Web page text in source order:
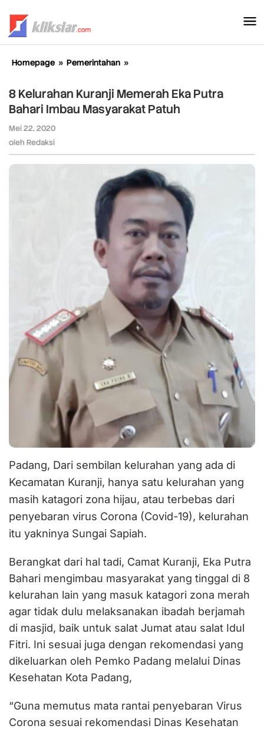
konten
Homepage » Pemerintahan »
Memerah
Eka
Masyarakat
Patuh
8 Kelurahan Kuranji Memerah Eka Putra
Bahari Imbau Masyarakat Patuh
Mei 22, 2020
oleh Redaksi
Padang, Dari sembilan kelurahan yang ada di
Kecamatan Kuranji, hanya satu kelurahan yang
masih katagori zona hijau, atau terbebas dari
penyebaran virus Corona (Covid-19), kelurahan
itu yakninya Sungai Sapiah.
Berangkat dari hal tadi, Camat Kuranji, Eka Putra
Bahari mengimbau masyarakat yang tinggal di 8
kelurahan lain yang masuk katagori zona merah
agar tidak dulu melaksanakan ibadah berjamah
di masjid, baik untuk salat Jumat atau salat Idul
Fitri. Ini sesuai juga dengan rekomendasi yang
dikeluarkan oleh Pemko Padang melalui Dinas
Kesehatan Kota Padang,
“Guna memutus mata rantai penyebaran Virus
Corona sesuai rekomendasi Dinas Kesehatan